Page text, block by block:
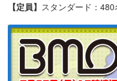
【定員】 スタンダード：